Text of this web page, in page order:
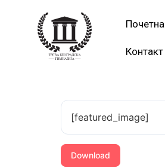
Почетна
Контакт
[featured_image]
Download